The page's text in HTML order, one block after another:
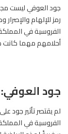
جود العوفي ليست
رمز للإلهام
الفروسية في
أحلامهم مهما
جود
لم يقتصر تأثير جود
الفروسية في